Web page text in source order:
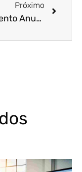
Próximo
Orçamento Anual da Empresa: Você sabe quando começar?